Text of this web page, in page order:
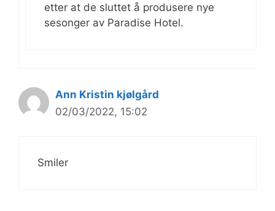
etter at de sluttet å produsere nye
sesonger av Paradise Hotel.
Ann Kristin kjølgård
02/03/2022, 15:02
Smiler